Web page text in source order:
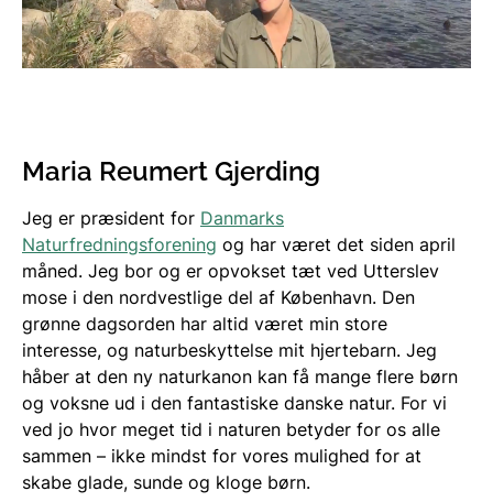
Maria Reumert Gjerding
Jeg er præsident for Danmarks
Naturfredningsforening og har været det siden april
måned. Jeg bor og er opvokset tæt ved Utterslev
mose i den nordvestlige del af København. Den
grønne dagsorden har altid været min store
interesse, og naturbeskyttelse mit hjertebarn. Jeg
håber at den ny naturkanon kan få mange flere børn
og voksne ud i den fantastiske danske natur. For vi
ved jo hvor meget tid i naturen betyder for os alle
sammen – ikke mindst for vores mulighed for at
skabe glade, sunde og kloge børn.